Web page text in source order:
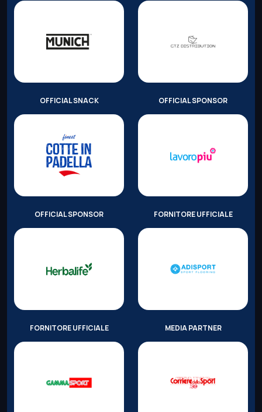
OFFICIAL SNACK OFFICIAL SPONSOR
OFFICIAL SPONSOR FORNITORE UFFICIALE
FORNITORE UFFICIALE MEDIA PARTNER